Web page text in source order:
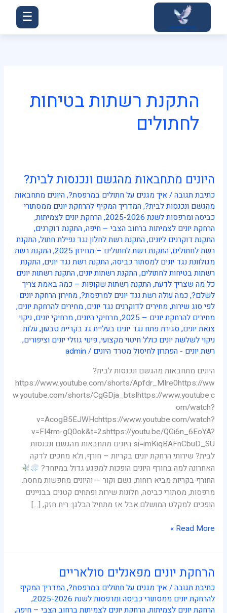
☰
התקנת רשתות בטיחות
לחתולים
היונים מתחבאות מהגשם ונכנסות לבית?
כתיבת תגובה/איך מגנים על חתולים במרפסת?,היונים מתחבאות
מהגשם ונכנסות לבית?,המדריך המקיף להרחקת יונים ממסתורי
כביסה ומרפסות לשנת 2025-2026
,הרחקת יונים לצמיתות,
הרחקת יונים לצמיתות ברחוב הצבי – חיפה,התקנת דוקרנים,
התקנת דוקרנים ליונים,התקנת רשת לחלון נגד נפילת חתול,התקנת
רשת לחתולים,התקנת רשת לחתולים – מחירון 2025 ,התקנת רשת
מגולוונת נגד יונים למסתור כביסה,התקנת רשת נגד יונים,התקנת
רשתות בטיחות לחתולים,התקנת רשתות יונים,התקנת רשתות יונים
כל מה שצריך לדעת,התקנת רשתות שקופות – כמה באמת צריך
לשלם?,כמה עולה רשת נגד יונים למרפסת?,מחירון הרחקת יונים
לפי סוג שירות,מחירים לדוקרנים נגד יונים,מחירים להרחקת יונים,
מחירים להרחקת יונים – 2025
,מרחיקי היונים,מרחיקי יונים,ניקוי
צואת יונים,סגירת פתח נגד יונים בעליית גג בקריית טבעון,עלות
ניקוי לשלשת יונים כולל חיטוי מקצועי,פינוי גוזלי יונים וציפורים,
רשת יונים - הפתרון לחיסול מטרד היונים /
admin
היונים מתחבאות מהגשם ונכנסות לבית?
https://www.youtube.com/shorts/Apfdr_MIre0https://ww
w.youtube.com/shorts/CgGDja_btsIhttps://www.youtube.c
om/watch?
v=AcogB5EJWHchttps://www.youtube.com/watch?
v=FI4rm-gQ0ok&t=2shttps://youtu.be/QGi6n_6EoYA?
si=imKiqBAFnCbuD_SU היונים מתחבאות מהגשם ונכנסות
לבית? שירותי הרחקת יונים בקריות – חורף, ולא מחכים לדקה
האחרונה למה בחורף היונים הופכות למפגע גדול במיוחד?
החורף בקריות מביא רוחות, גשם וקור — והיונים מחפשות מחסה.
מרפסות, מסתורי כביסה, חלונות שירות ופתחים קטנים בבניינים
הופכים למקלט המושלם.אבל אז מתחיל הבלגן: ריח חזק, […]
היונים
מהגשם
ונכנסות
לבית?
Read More »
הרחקת יונים מפאנלים סולאריים
כתיבת תגובה/איך מגנים על חתולים במרפסת?,המדריך המקיף
להרחקת יונים ממסתורי כביסה ומרפסות לשנת 2025-2026
,
הרחקת יונים לצמיתות,הרחקת יונים לצמיתות ברחוב הצבי – חיפה,
הרחקת
יונים
מפאנלים
סולאריים